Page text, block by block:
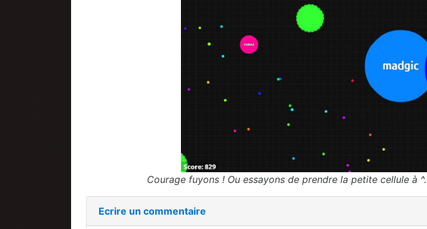
Courage fuyons ! Ou essayons de prendre la petite cellule à
Ecrire un commentaire